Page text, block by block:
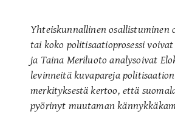
Yhteiskunnallinen osallistuminen
tai koko politisaatioprosessi
ja Taina Meriluoto analysoivat
levinneitä kuvapareja
merkityksestä kertoo, että
pyörinyt muutaman